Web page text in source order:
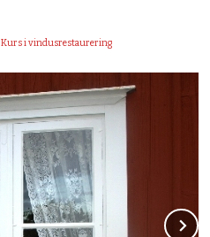
Kurs i vindusrestaurering